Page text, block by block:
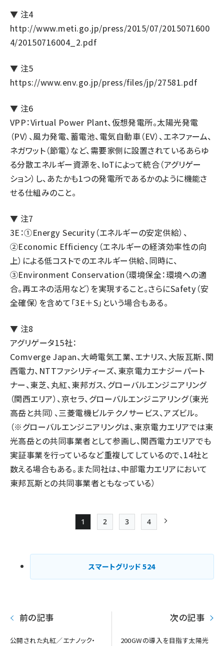
▼ 注4
http://www.meti.go.jp/press/2015/07/2015071600
4/20150716004_2.pdf
▼ 注5
https://www.env.go.jp/press/files/jp/27581.pdf
▼ 注6
VPP：Virtual Power Plant、仮想発電所。太陽光発電
（PV）、風力発電、蓄電池、電気自動車（EV）、エネファーム、
ネガワット（節電）など、需要家側に設置されているあらゆ
る分散エネルギー資源を、IoTによって統合（アグリゲー
ション）し、あたかも1つの発電所であるかのように機能さ
せる仕組みのこと。
▼ 注7
3E：①Energy Security（エネルギーの安定供給）、
②Economic Efficiency（エネルギーの経済効率性の向
上）による低コストでのエネルギー供給、同時に、
③Environment Conservation（環境保全：環境への適
合。再エネの活用など）を実現すること。さらにSafety（安
全確保）を含めて「3E＋S」という場合もある。
▼ 注8
アグリゲータ15社：
Comverge Japan、大崎電気工業、エナリス、大阪瓦斯、関
西電力、NTTファシリティーズ、東京電力エナジーパート
ナー、東芝、丸紅、東邦ガス、グローバルエンジニアリング
（関西エリア）、京セラ、グローバルエンジニアリング（東光
高岳と共同）、三菱電機ビルテクノサービス、アズビル。
（※グローバルエンジニアリングは、東京電力エリアでは東
光高岳との共同事業者として参画し、関西電力エリアでも
実証事業を行っているなど重複してしているので、14社と
数える場合もある。また同社は、中部電力エリアにおいて
東邦瓦斯との共同事業者ともなっている）
ジ
送
Page
1
Page
2
Page
3
Page
4
スマートグリッド524
前の記事
公開された丸紅／エナノック・
次の記事
200GWの導入を目指す太陽光